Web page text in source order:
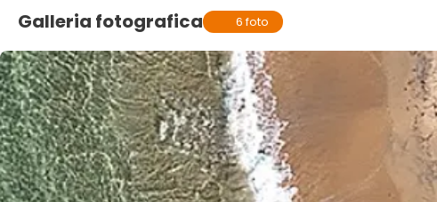
Galleria fotografica 6 foto